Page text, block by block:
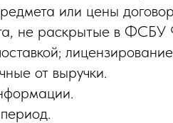
или цены
не раскрытые в ФСБУ
от выручки.